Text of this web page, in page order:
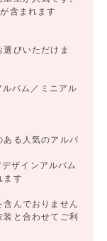
含まれます
びいただけま
バム／ミニアル
ある人気のアルバ
ザインアルバム
ます
んでおりません
と合わせてご利